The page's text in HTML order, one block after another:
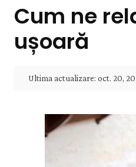
Cum ne
ușoară
Ultima actualizare: oct. 20,